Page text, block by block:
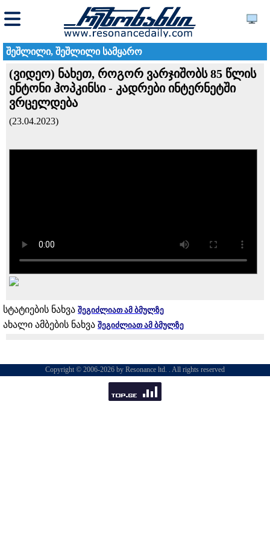
შეშლილი, შეშლილი სამყარო
(ვიდეო) ნახეთ, როგორ ვარჯიშობს 85 წლის
ენტონი ჰოპკინსი - კადრები ინტერნეტში
ვრცელდება
(23.04.2023)
სტატიების ნახვა შეგიძლიათ ამ ბმულზე
ახალი ამბების ნახვა შეგიძლიათ ამ ბმულზე
Copyright © 2006-2026 by Resonance ltd. . All rights reserved